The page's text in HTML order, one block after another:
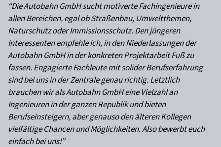
“Die Autobahn GmbH sucht motiverte Fachingenieure in
allen Bereichen, egal ob Straßenbau, Umweltthemen,
Naturschutz oder Immissionsschutz. Den jüngeren
Interessenten empfehle ich, in den Niederlassungen der
Autobahn GmbH in der konkreten Projektarbeit Fuß zu
fassen. Engagierte Fachleute mit solider Berufserfahrung
sind bei uns in der Zentrale genau richtig. Letztlich
brauchen wir als Autobahn GmbH eine Vielzahl an
Ingenieuren in der ganzen Republik und bieten
Berufseinsteigern, aber genauso den älteren Kollegen
vielfältige Chancen und Möglichkeiten. Also bewerbt euch
einfach bei uns!”